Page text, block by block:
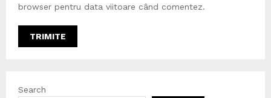
browser pentru data viitoare când comentez.
Search